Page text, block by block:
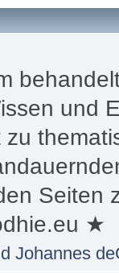
und
Seiten
★
Johannes